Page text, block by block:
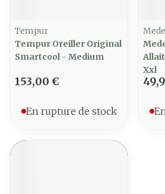
Tempur
Tempur Oreiller Original
Smartcool - Medium
153,00 €
En rupture de stock
Xxl